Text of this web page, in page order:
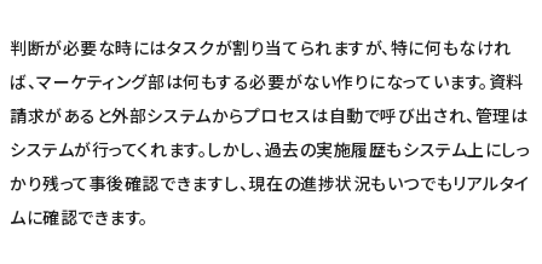
判断が必要な時にはタスクが割り当てられますが、特に何もなけれ
ば、マーケティング部は何もする必要がない作りになっています。資料
請求があると外部システムからプロセスは自動で呼び出され、管理は
システムが行ってくれます。しかし、過去の実施履歴もシステム上にしっ
かり残って事後確認できますし、現在の進捗状況もいつでもリアルタイ
ムに確認できます。